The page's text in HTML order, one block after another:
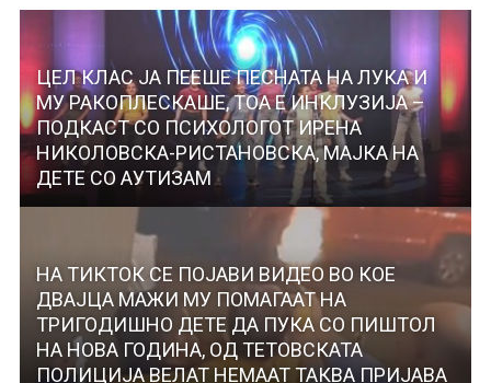
ЦЕЛ КЛАС ЈА ПЕЕШЕ ПЕСНАТА НА ЛУКА И
МУ РАКОПЛЕСКАШЕ, ТОА Е ИНКЛУЗИЈА –
ПОДКАСТ СО ПСИХОЛОГОТ ИРЕНА
НИКОЛОВСКА-РИСТАНОВСКА, МАЈКА НА
ДЕТЕ СО АУТИЗАМ
НА ТИКТОК СЕ ПОЈАВИ ВИДЕО ВО КОЕ
ДВАЈЦА МАЖИ МУ ПОМАГААТ НА
ТРИГОДИШНО ДЕТЕ ДА ПУКА СО ПИШТОЛ
НА НОВА ГОДИНА, ОД ТЕТОВСКАТА
ПОЛИЦИЈА ВЕЛАТ НЕМААТ ТАКВА ПРИЈАВА